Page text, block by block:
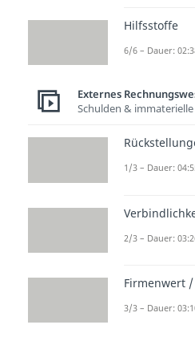
Deshalb
sie für ihre
Hilfsstoffe
6/6 – Dauer:
Externes
Schulden &
1/3 – Dauer:
2/3 – Dauer:
Firmenwert
3/3 – Dauer: